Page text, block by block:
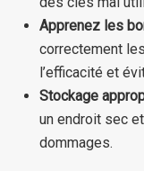
Apprenez les
correctement
l’efficacité et
Stockage
un endroit sec
dommages.